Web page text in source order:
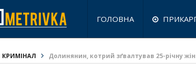
ГОЛОВНА
КРИМІНАЛ Долинянин, котрий зґвалтував 25-річну